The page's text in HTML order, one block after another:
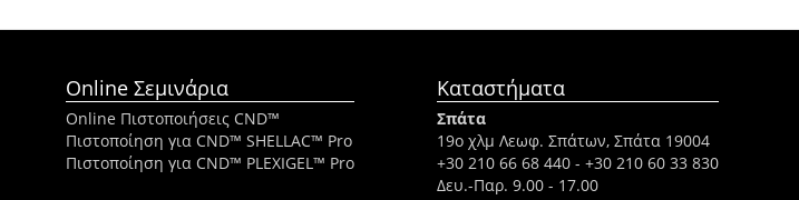
Online Σεμινάρια
Online Πιστοποιήσεις CND™
Πιστοποίηση για CND™ SHELLAC™ Pro
Πιστοποίηση για CND™ PLEXIGEL™ Pro
Καταστήματα
Σπάτα
19ο χλμ Λεωφ. Σπάτων, Σπάτα 19004
+30 210 66 68 440 - +30 210 60 33 830
Δευ.-Παρ. 9.00 - 17.00